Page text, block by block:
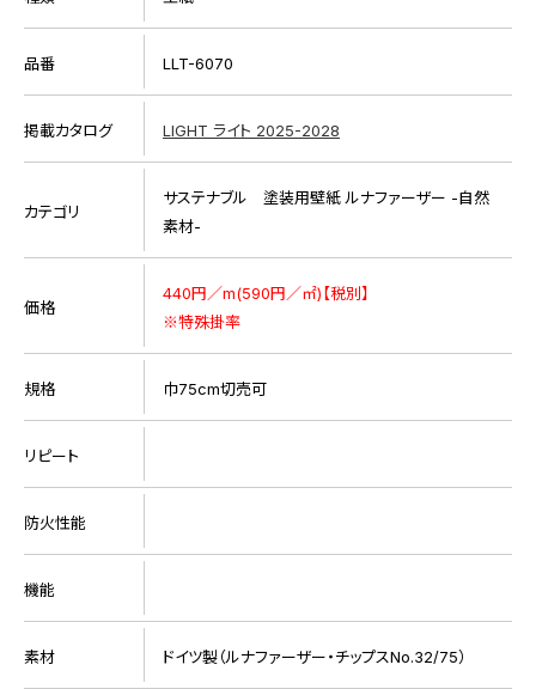
品番 LLT-6070
掲載カタログ LIGHT ライト 2025-2028
カテゴリ
サステナブル 塗装用壁紙 ルナファーザー -自然
素材-
価格
440円／m(590円／㎡)【税別】
※特殊掛率
規格 巾75cm切売可
リピート
防火性能
機能
素材 ドイツ製（ルナファーザー・チップスNo.32/75）